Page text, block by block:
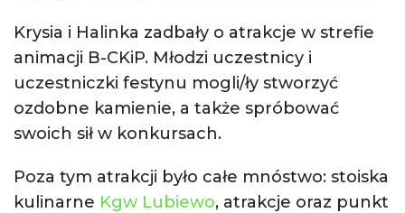
Krysia i Halinka zadbały o atrakcje w strefie
animacji B-CKiP. Młodzi uczestnicy i
uczestniczki festynu mogli/ły stworzyć
ozdobne kamienie, a także spróbować
swoich sił w konkursach.
Poza tym atrakcji było całe mnóstwo: stoiska
kulinarne Kgw Lubiewo, atrakcje oraz punkt